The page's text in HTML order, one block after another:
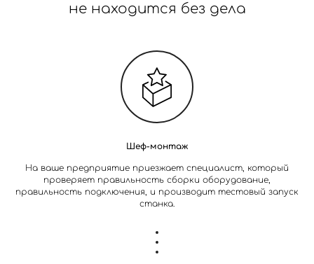
не находится без дела
Шеф-монтаж
На ваше предприятие приезжает специалист, который
проверяет правильность сборки оборудование,
правильность подключения, и производит тестовый запуск
станка.